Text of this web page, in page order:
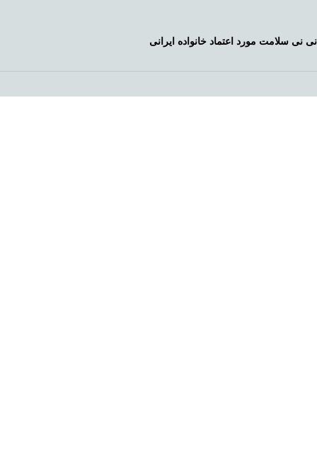
نی نی سلامت مورد اعتماد خانواده ایرانی